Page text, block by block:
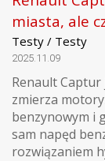
miasta, ale
Testy / Testy
2025.11.09
Renault
zmierza
benzynowym i
sam napęd
rozwiązaniem